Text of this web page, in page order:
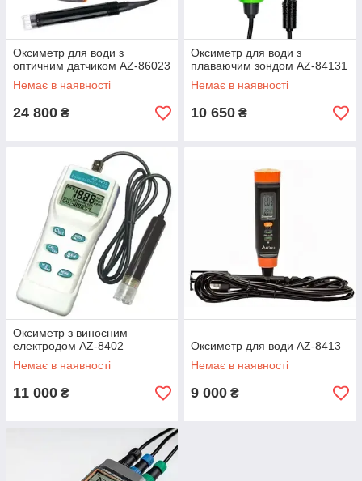
Оксиметр для води з
оптичним датчиком AZ-86023
Немає в наявності
24 800 ₴
Оксиметр для води з
плаваючим зондом AZ-84131
Немає в наявності
10 650 ₴
Оксиметр з виносним
електродом AZ-8402
Немає в наявності
11 000 ₴
Оксиметр для води AZ-8413
Немає в наявності
9 000 ₴